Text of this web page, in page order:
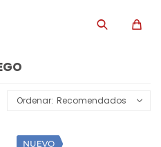
Recomendados